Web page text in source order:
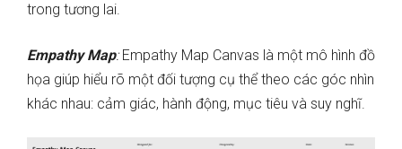
trong tương lai.
Empathy Map: Empathy Map Canvas là một mô hình đồ
họa giúp hiểu rõ một đối tượng cụ thể theo các góc nhìn
khác nhau: cảm giác, hành động, mục tiêu và suy nghĩ.